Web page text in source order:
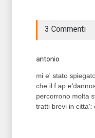
3 Commenti
antonio
mi e' stato
che il
percorrono molta
tratti brevi in citta':